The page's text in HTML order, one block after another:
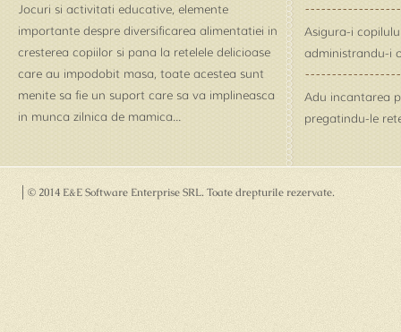
Jocuri si activitati educative, elemente
importante despre diversificarea alimentatiei in
cresterea copiilor si pana la retelele delicioase
care au impodobit masa, toate acestea sunt
menite sa fie un suport care sa va implineasca
in munca zilnica de mamica...
Asigura-i
administrandu-i
Adu incantarea
pregatindu-le
© 2014 E&E Software Enterprise SRL. Toate drepturile rezervate.